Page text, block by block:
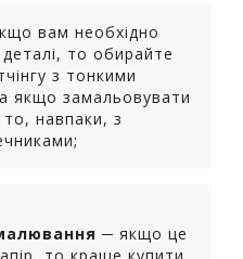
вам необхідно
то обирайте
з тонкими
якщо замальовувати
то, навпаки, з
─ якщо це
то краще купити